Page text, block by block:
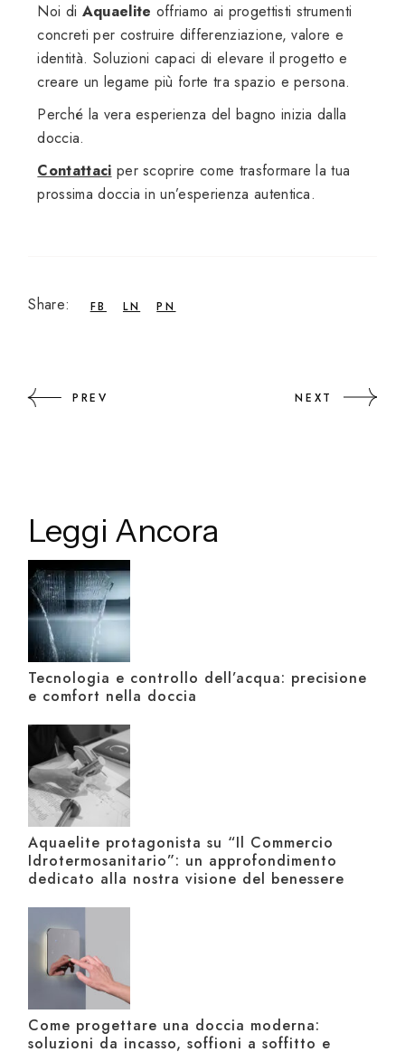
Noi di Aquaelite offriamo ai progettisti strumenti
concreti per costruire differenziazione, valore e
identità. Soluzioni capaci di elevare il progetto e
creare un legame più forte tra spazio e persona.
Perché la vera esperienza del bagno inizia dalla
doccia.
Contattaci per scoprire come trasformare la tua
prossima doccia in un’esperienza autentica.
Share: FB LN PN
PREV NEXT
Leggi Ancora
Tecnologia e controllo dell’acqua: precisione
e comfort nella doccia
Aquaelite protagonista su “Il Commercio
Idrotermosanitario”: un approfondimento
dedicato alla nostra visione del benessere
Come progettare una doccia moderna:
soluzioni da incasso, soffioni a soffitto e